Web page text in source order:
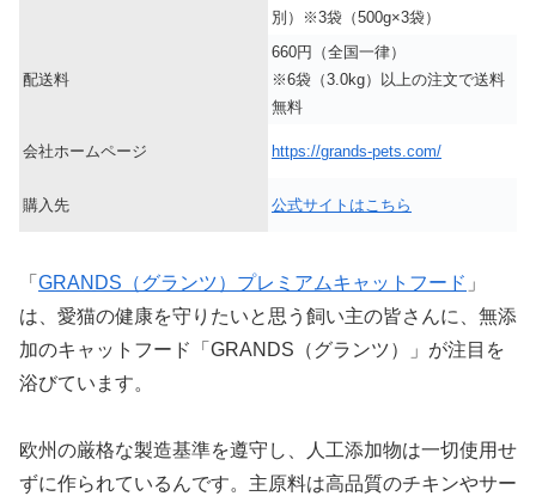
別）※3袋（500g×3袋）
配送料
660円（全国一律）
※6袋（3.0kg）以上の注文で送料
無料
会社ホームページ https://grands-pets.com/
購入先 公式サイトはこちら
「 GRANDS（グランツ）プレミアムキャットフード 」
は、愛猫の健康を守りたいと思う飼い主の皆さんに、無添
加のキャットフード「GRANDS（グランツ）」が注目を
浴びています。
欧州の厳格な製造基準を遵守し、人工添加物は一切使用せ
ずに作られているんです。主原料は高品質のチキンやサー